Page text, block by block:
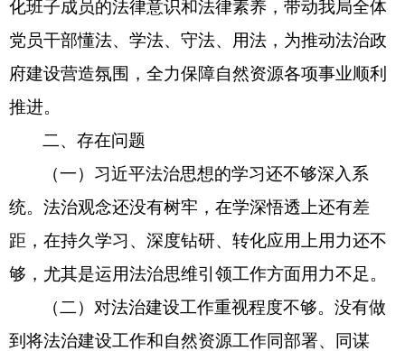
化班子成员的法律意识和法律素养，带动我局全体
党员干部懂法、 学法、 守法、 用法，为推动法治政
府建设营造氛围 ，全力保障自然资源各项事业顺利
推进。
二、存在问题
（一）习近平法治思想的学习还不够深入系
统。 法治观念还没有树牢，在学深悟透上还有差
距，在持久学习、深度钻研、转化应用上用力还不
够，尤其是运用法治思维引领工作方面用力不足 。
（二） 对法治建设工作重视程度不够。没有做
到将法治建设工作和自然资源工作同部署、同谋